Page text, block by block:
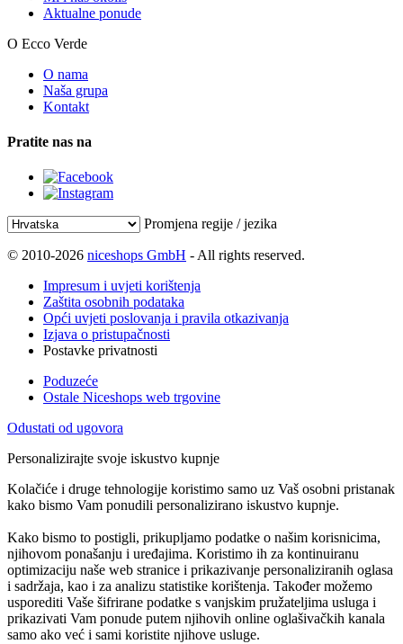
Aktualne ponude
O Ecco Verde
O nama
Naša grupa
Kontakt
Pratite nas na
Promjena regije / jezika
© 2010-2026 niceshops GmbH - All rights reserved.
Impresum i uvjeti korištenja
Zaštita osobnih podataka
Opći uvjeti poslovanja i pravila otkazivanja
Izjava o pristupačnosti
Postavke privatnosti
Poduzeće
Ostale Niceshops web trgovine
Odustati od ugovora
Personalizirajte svoje iskustvo kupnje
Kolačiće i druge tehnologije koristimo samo uz Vaš osobni pristanak
kako bismo Vam ponudili personalizirano iskustvo kupnje.
Kako bismo to postigli, prikupljamo podatke o našim korisnicima,
njihovom ponašanju i uređajima. Koristimo ih za kontinuiranu
optimizaciju naše web stranice i prikazivanje personaliziranih oglasa
i sadržaja, kao i za analizu statistike korištenja. Također možemo
usporediti Vaše šifrirane podatke s vanjskim pružateljima usluga i
prikazivati Vam ponude putem njihovih online oglašivačkih kanala
samo ako već i sami koristite njihove usluge.